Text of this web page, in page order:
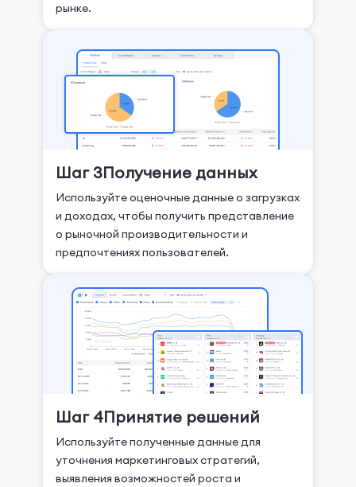
рынке.
Шаг 3Получение данных
Используйте оценочные данные о загрузках
и доходах, чтобы получить представление
о рыночной производительности и
предпочтениях пользователей.
Шаг 4Принятие решений
Используйте полученные данные для
уточнения маркетинговых стратегий,
выявления возможностей роста и